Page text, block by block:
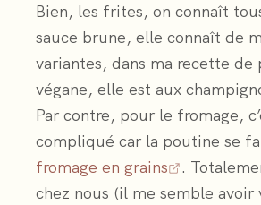
Bien, les frites, on connaît
sauce brune, elle connaît de
variantes, dans ma recette de
végane, elle est aux
Par contre, pour le fromage,
compliqué car la poutine se
fromage en grains
.
chez nous (il me semble avoir